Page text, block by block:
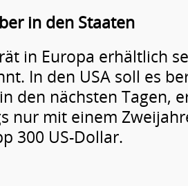
in den Staaten
in Europa erhältlich
In den USA soll es
den nächsten Tagen,
nur mit einem
300 US-Dollar.